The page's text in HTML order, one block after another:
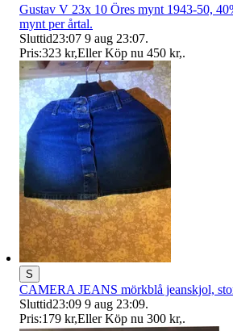
Gustav V 23x 10 Öres mynt 1943-50,
mynt per årtal.
Sluttid23:07 9 aug 23:07.
Pris:323 kr,Eller Köp nu 450 kr,.
S
CAMERA JEANS mörkblå jeanskjol,
Sluttid23:09 9 aug 23:09.
Pris:179 kr,Eller Köp nu 300 kr,.